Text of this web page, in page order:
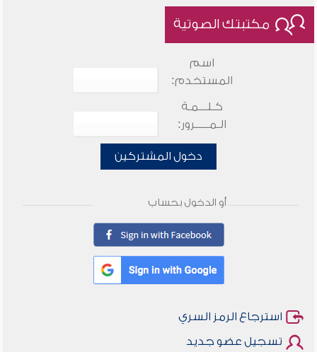
مكتبتك الصوتية
اسم
المستخدم:
كـلـــمـة
الـمـــــرور:
دخول المشتركين
أو الدخول بحساب
استرجاع الرمز السري
تسجيل عضو جديد